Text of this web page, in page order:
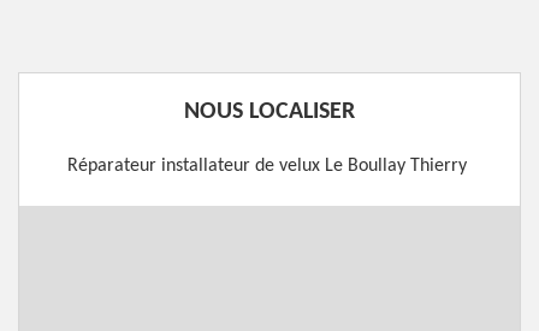
NOUS LOCALISER
Réparateur installateur de velux Le Boullay Thierry